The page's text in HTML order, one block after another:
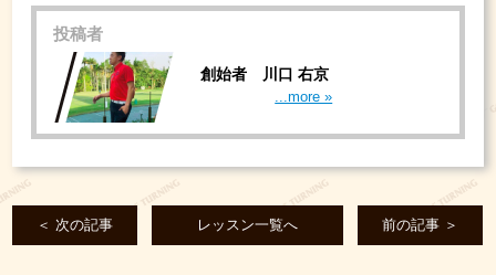
投稿者
創始者 川口 右京
...more »
＜ 次の記事 レッスン一覧へ 前の記事 ＞